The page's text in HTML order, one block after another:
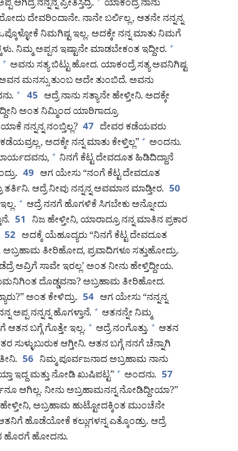
ನನ್ನನ್ನ ಪ್ರೀತಿಸ್ತಿದ್ರಿ.
ಯಾಕಂದ್ರೆ ನಾನು
ದೇವರಿಂದಾನೇ. ನಾನೇ ಬರ್ಲಿಲ್ಲ, ಆತನೇ ನನ್ನನ್ನ
ನಿಮಗಿಷ್ಟ ಇಲ್ಲ. ಅದಕ್ಕೇ ನನ್ನ ಮಾತು ನಿಮಗೆ
ನಿಮ್ಮ ಅಪ್ಪನ ಇಷ್ಟಾನೇ ಮಾಡಬೇಕಂತ ಇದ್ದೀರ. +
+ ಅವನು ಸತ್ಯ ಬಿಟ್ಟು ಹೋದ. ಯಾಕಂದ್ರೆ ಸತ್ಯ ಅವನಿಗಿಷ್ಟ
ಅವನ ಮನಸ್ಸು ತುಂಬ ಅದೇ ತುಂಬಿದೆ. ಅವನು
+ 45 ಆದ್ರೆ ನಾನು ಸತ್ಯಾನೇ ಹೇಳ್ತೀನಿ. ಅದಕ್ಕೇ
ಅಂತ ನಿಮ್ಮಿಂದ ಯಾರಿಗಾದ್ರೂ
ನನ್ನನ್ನ ನಂಬ್ತಿಲ್ಲ? 47 ದೇವರ ಕಡೆಯವರು
ಅದಕ್ಕೇ ನನ್ನ ಮಾತು ಕೇಳ್ತಿಲ್ಲ” + ಅಂದನು.
+ ನಿನಗೆ ಕೆಟ್ಟ ದೇವದೂತ ಹಿಡಿದಿದ್ದಾನೆ
49 ಆಗ ಯೇಸು “ನಂಗೆ ಕೆಟ್ಟ ದೇವದೂತ
ತರ್ತಿನಿ. ಆದ್ರೆ ನೀವು ನನ್ನನ್ನ ಅವಮಾನ ಮಾಡ್ತೀರ. 50
+ ಆದ್ರೆ ನನಗೆ ಹೊಗಳಿಕೆ ಸಿಗಬೇಕು ಅನ್ನೋದು
51
ನಿಜ ಹೇಳ್ತೀನಿ, ಯಾರಾದ್ರೂ ನನ್ನ ಮಾತಿನ ಪ್ರಕಾರ
52 ಅದಕ್ಕೆ ಯೆಹೂದ್ಯರು “ನಿನಗೆ ಕೆಟ್ಟ ದೇವದೂತ
ಅಬ್ರಹಾಮ ತೀರಿಹೋದ, ಪ್ರವಾದಿಗಳೂ ಸತ್ತುಹೋದ್ರು.
ಅವ್ರಿಗೆ ಸಾವೇ ಇರಲ್ಲ’ ಅಂತ ನೀನು ಹೇಳ್ತಿದ್ದೀಯ.
ದೊಡ್ಡವನಾ? ಅಬ್ರಹಾಮ ತೀರಿಹೋದ.
ಅಂತ ಕೇಳಿದ್ರು. 54 ಆಗ ಯೇಸು “ನನ್ನನ್ನ
ಅಪ್ಪ ನನ್ನನ್ನ ಹೊಗಳ್ತಾನೆ. + ಆತನನ್ನೇ ನಿಮ್ಮ
ಬಗ್ಗೆ ಗೊತ್ತೇ ಇಲ್ಲ. + ಆದ್ರೆ ನಂಗೊತ್ತು. + ಆತನ
ಸುಳ್ಳುಬುರುಕ ಆಗ್ತೀನಿ. ಆತನ ಬಗ್ಗೆ ನನಗೆ ಚೆನ್ನಾಗಿ
56 ನಿಮ್ಮ ಪೂರ್ವಜನಾದ ಅಬ್ರಹಾಮ ನಾನು
ಇದ್ದ ಮತ್ತು ನೋಡಿ ಖುಷಿಪಟ್ಟ” + ಅಂದನು. 57
ಆಗಿಲ್ಲ. ನೀನು ಅಬ್ರಹಾಮನನ್ನ ನೋಡಿದ್ದೀಯಾ?”
ಅಬ್ರಹಾಮ ಹುಟ್ಟೋದಕ್ಕಿಂತ ಮುಂಚೆನೇ
ಹೊಡೆಯೋಕೆ ಕಲ್ಲುಗಳನ್ನ ಎತ್ಕೊಂಡ್ರು. ಆದ್ರೆ
ಹೊರಗೆ ಹೋದನು.